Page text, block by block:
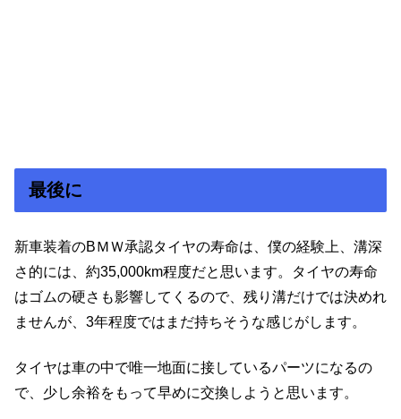
最後に
新車装着のBＭＷ承認タイヤの寿命は、僕の経験上、溝深
さ的には、約35,000km程度だと思います。タイヤの寿命
はゴムの硬さも影響してくるので、残り溝だけでは決めれ
ませんが、3年程度ではまだ持ちそうな感じがします。
タイヤは車の中で唯一地面に接しているパーツになるの
で、少し余裕をもって早めに交換しようと思います。